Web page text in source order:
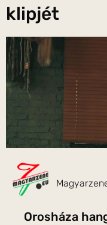
klipjét
Orosháza